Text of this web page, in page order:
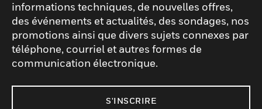
informations techniques, de nouvelles offres,
des événements et actualités, des sondages, nos
promotions ainsi que divers sujets connexes par
téléphone, courriel et autres formes de
communication électronique.
S'INSCRIRE